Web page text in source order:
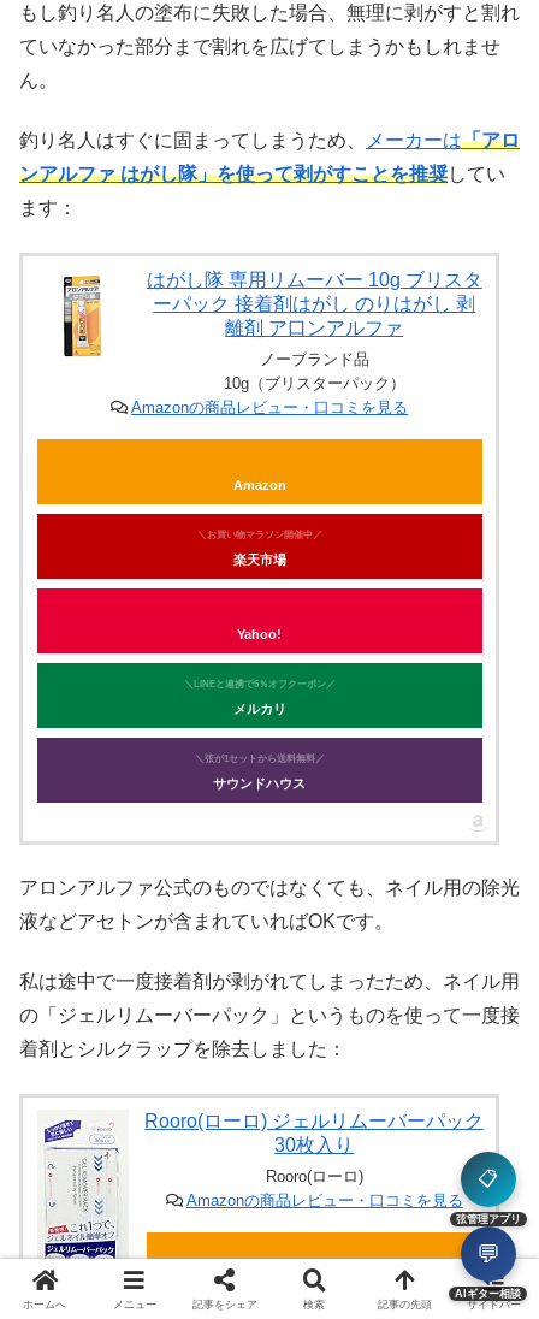
もし釣り名人の塗布に失敗した場合、無理に剥がすと割れ
ていなかった部分まで割れを広げてしまうかもしれませ
ん。
釣り名人はすぐに固まってしまうため、 メーカーは「アロ
ンアルファ はがし隊」を使って剥がすことを推奨してい
ます：
はがし隊 専用リムーバー 10g ブリスタ
ーパック 接着剤はがし のりはがし 剥
離剤 ア口ンアルファ
ノーブランド品
10g（ブリスターパック）
Amazonの商品レビュー・口コミを見る
Amazon
＼お買い物マラソン開催中／
楽天市場
Yahoo!
＼LINEと連携で5％オフクーポン／
メルカリ
＼弦が1セットから送料無料／
サウンドハウス
アロンアルファ公式のものではなくても、ネイル用の除光
液などアセトンが含まれていればOKです。
私は途中で一度接着剤が剥がれてしまったため、ネイル用
の「ジェルリムーバーパック」というものを使って一度接
着剤とシルクラップを除去しました：
Rooro(ローロ) ジェルリムーバーパック
30枚入り
Rooro(ローロ)
Amazonの商品レビュー・口コミを見る
Amazon
ホームへ メニュー 記事をシェア 検索 記事の先頭 サイドバー
📋
弦管理アプリ
💬
AIギター相談